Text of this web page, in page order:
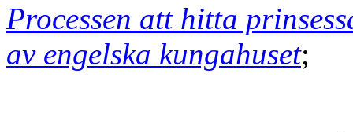
Processen att hitta
av engelska kungahuset;